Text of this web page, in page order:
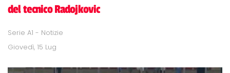
del tecnico Radojkovic
Serie A1 - Notizie
Giovedì, 15 Lug